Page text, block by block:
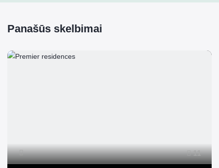
Panašūs skelbimai
11